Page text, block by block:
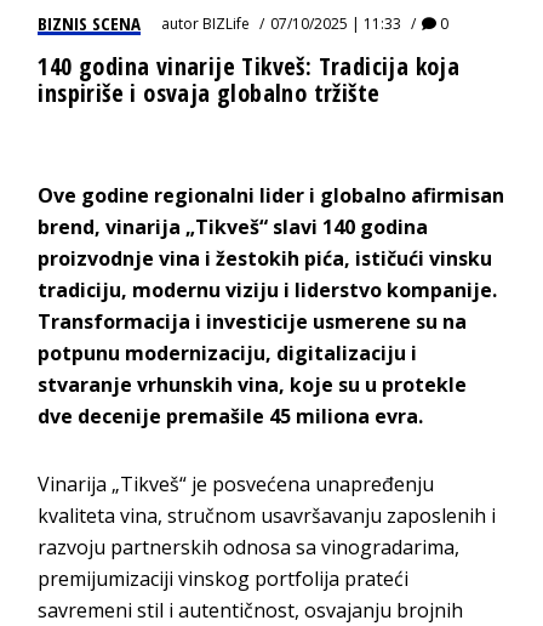
BIZNIS SCENA autorBIZLife 07/10/2025 | 11:33 0
140 godina vinarije Tikveš: Tradicija koja
inspiriše i osvaja globalno tržište
Ove godine regionalni lider i globalno afirmisan
brend, vinarija „Tikveš“ slavi 140 godina
proizvodnje vina i žestokih pića, ističući vinsku
tradiciju, modernu viziju i liderstvo kompanije.
Transformacija i investicije usmerene su na
potpunu modernizaciju, digitalizaciju i
stvaranje vrhunskih vina, koje su u protekle
dve decenije premašile 45 miliona evra.
Vinarija „Tikveš“ je posvećena unapređenju
kvaliteta vina, stručnom usavršavanju zaposlenih i
razvoju partnerskih odnosa sa vinogradarima,
premijumizaciji vinskog portfolija prateći
savremeni stil i autentičnost, osvajanju brojnih